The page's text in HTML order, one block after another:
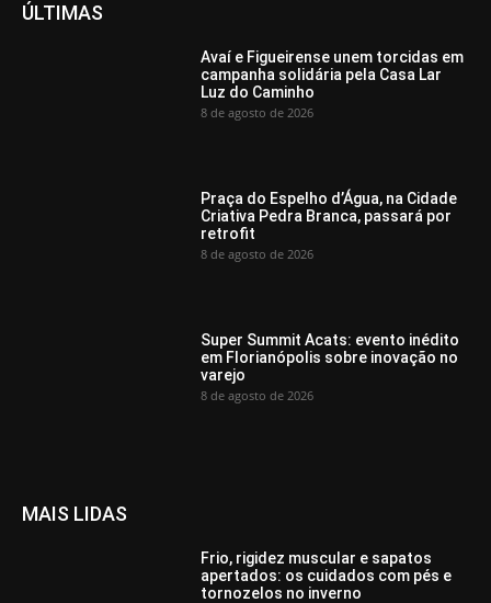
ÚLTIMAS
Avaí e Figueirense unem torcidas em
campanha solidária pela Casa Lar
Luz do Caminho
8 de agosto de 2026
Praça do Espelho d’Água, na Cidade
Criativa Pedra Branca, passará por
retrofit
8 de agosto de 2026
Super Summit Acats: evento inédito
em Florianópolis sobre inovação no
varejo
8 de agosto de 2026
MAIS LIDAS
Frio, rigidez muscular e sapatos
apertados: os cuidados com pés e
tornozelos no inverno